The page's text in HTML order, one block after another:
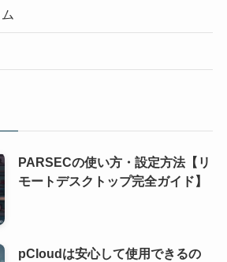
PARSECの使い方・設定方法【リ
モートデスクトップ完全ガイド】
pCloudは安心して使用できるの